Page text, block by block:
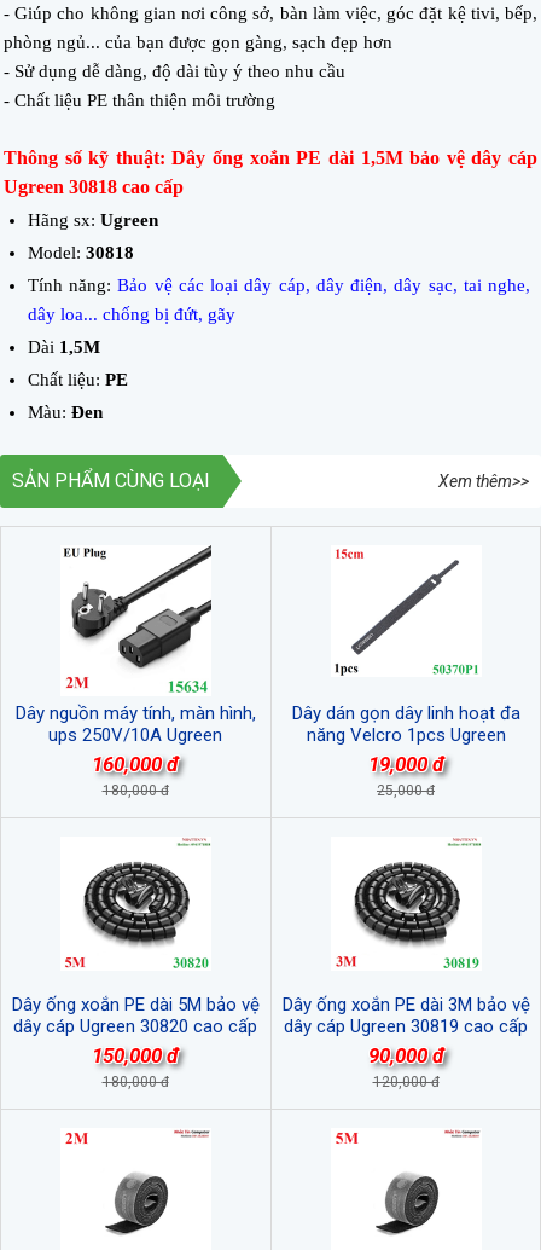
- Giúp cho không gian nơi công sở, bàn làm việc, góc đặt kệ tivi, bếp,
phòng ngủ... của bạn được gọn gàng, sạch đẹp hơn
- Sử dụng dễ dàng, độ dài tùy ý theo nhu cầu
- Chất liệu PE thân thiện môi trường
Thông số kỹ thuật: Dây ống xoắn PE dài 1,5M bảo vệ dây cáp
Ugreen 30818 cao cấp
Hãng sx: Ugreen
Model: 30818
Tính năng:Bảo vệ các loại dây cáp, dây điện, dây sạc, tai nghe,
dây loa... chống bị đứt, gãy
Dài 1,5M
Chất liệu: PE
Màu: Đen
Xem thêm>>
SẢN PHẨM CÙNG LOẠI
Dây nguồn máy tính, màn hình,
ups 250V/10A Ugreen
15364/CD288 dài 2M chất lượng
cao (EU Plug)
160,000 đ
180,000 đ
Dây dán gọn dây linh hoạt đa
năng Velcro 1pcs Ugreen
50370P1 cao cấp
19,000 đ
25,000 đ
Dây ống xoắn PE dài 5M bảo vệ
dây cáp Ugreen 30820 cao cấp
150,000 đ
180,000 đ
Dây ống xoắn PE dài 3M bảo vệ
dây cáp Ugreen 30819 cao cấp
90,000 đ
120,000 đ